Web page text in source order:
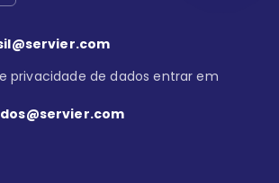
privacidade de dados entrar em